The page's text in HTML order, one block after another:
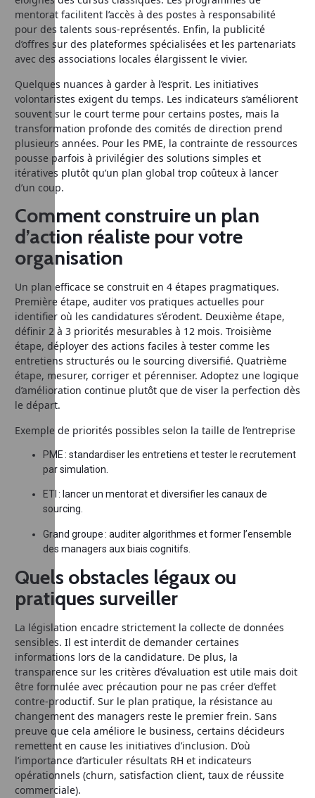
mentorat facilitent l’accès à des postes à responsabilité
pour des talents sous-représentés. Enfin, la publicité
d’offres sur des plateformes spécialisées et les partenariats
avec des associations locales élargissent le vivier.
Quelques nuances à garder à l’esprit. Les initiatives
volontaristes exigent du temps. Les indicateurs s’améliorent
souvent sur le court terme pour certains postes, mais la
transformation profonde des comités de direction prend
plusieurs années. Pour les PME, la contrainte de ressources
pousse parfois à privilégier des solutions simples et
itératives plutôt qu’un plan global trop coûteux à lancer
d’un coup.
Comment construire un plan
d’action réaliste pour votre
organisation
Un plan efficace se construit en 4 étapes pragmatiques.
Première étape, auditer vos pratiques actuelles pour
identifier où les candidatures s’érodent. Deuxième étape,
définir 2 à 3 priorités mesurables à 12 mois. Troisième
étape, déployer des actions faciles à tester comme les
entretiens structurés ou le sourcing diversifié. Quatrième
étape, mesurer, corriger et pérenniser. Adoptez une logique
d’amélioration continue plutôt que de viser la perfection dès
le départ.
Exemple de priorités possibles selon la taille de l’entreprise
PME : standardiser les entretiens et tester le recrutement
par simulation.
ETI : lancer un mentorat et diversifier les canaux de
sourcing.
Grand groupe : auditer algorithmes et former l’ensemble
des managers aux biais cognitifs.
Quels obstacles légaux ou
pratiques surveiller
La législation encadre strictement la collecte de données
sensibles. Il est interdit de demander certaines
informations lors de la candidature. De plus, la
transparence sur les critères d’évaluation est utile mais doit
être formulée avec précaution pour ne pas créer d’effet
contre-productif. Sur le plan pratique, la résistance au
changement des managers reste le premier frein. Sans
preuve que cela améliore le business, certains décideurs
remettent en cause les initiatives d’inclusion. D’où
l’importance d’articuler résultats RH et indicateurs
opérationnels (churn, satisfaction client, taux de réussite
commerciale).